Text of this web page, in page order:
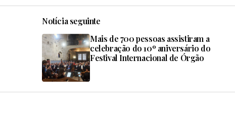
Notícia seguinte
Mais de 700 pessoas assistiram a
celebração do 10º aniversário do
Festival Internacional de Órgão